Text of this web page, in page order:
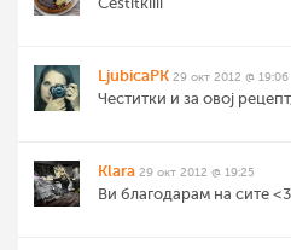
LjubicaPK 29 окт 2012 @ 19:06
Честитки и за овој
Klara 29 окт 2012 @ 19:25
Ви благодарам на сите <3